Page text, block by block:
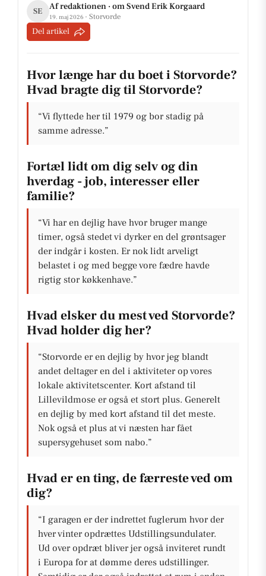
SE Af redaktionen · om Svend Erik Korgaard
19. maj 2026 · Storvorde
Del artikel
Hvor længe har du boet i Storvorde?
Hvad bragte dig til Storvorde?
“Vi flyttede her til 1979 og bor stadig på
samme adresse.”
Fortæl lidt om dig selv og din
hverdag - job, interesser eller
familie?
“Vi har en dejlig have hvor bruger mange
timer, også stedet vi dyrker en del grøntsager
der indgår i kosten. Er nok lidt arveligt
belastet i og med begge vore fædre havde
rigtig stor køkkenhave.”
Hvad elsker du mest ved Storvorde?
Hvad holder dig her?
“Storvorde er en dejlig by hvor jeg blandt
andet deltager en del i aktiviteter op vores
lokale aktivitetscenter. Kort afstand til
Lillevildmose er også et stort plus. Generelt
en dejlig by med kort afstand til det meste.
Nok også et plus at vi næsten har fået
supersygehuset som nabo.”
Hvad er en ting, de færreste ved om
dig?
“I garagen er der indrettet fuglerum hvor der
hver vinter opdrættes Udstillingsundulater.
Ud over opdræt bliver jer også inviteret rundt
i Europa for at dømme deres udstillinger.